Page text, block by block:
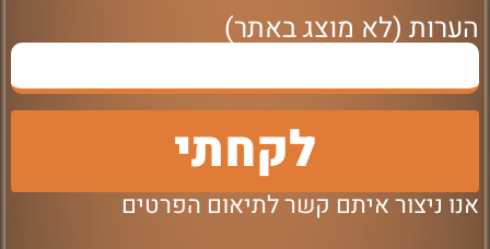
הערות (לא מוצג באתר)
לקחתי
אנו ניצור איתם קשר לתיאום הפרטים